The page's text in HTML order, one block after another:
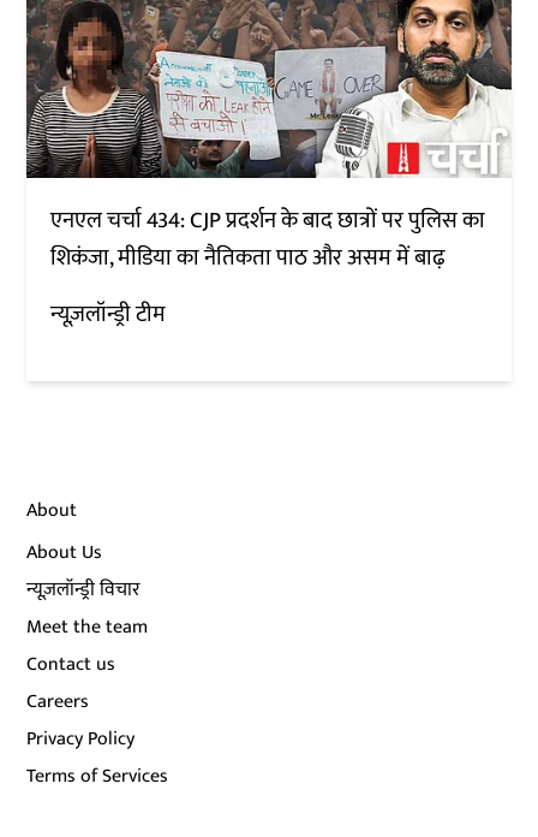
एनएल चर्चा 434: CJP प्रदर्शन के बाद छात्रों पर पुलिस का
शिकंजा, मीडिया का नैतिकता पाठ और असम में बाढ़
न्यूज़लॉन्ड्री टीम
About
About Us
न्यूज़लॉन्ड्री विचार
Meet the team
Contact us
Careers
Privacy Policy
Terms of Services